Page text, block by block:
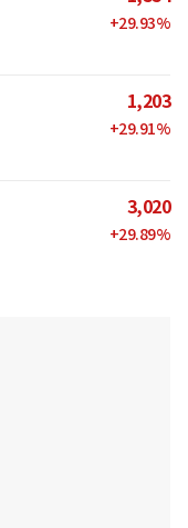
+29.93%
1,203
+29.91%
3,020
+29.89%